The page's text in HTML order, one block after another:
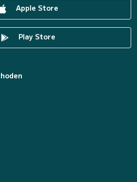
Apple Store
Play Store